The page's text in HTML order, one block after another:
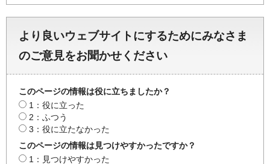
より良いウェブサイトにするためにみなさま
のご意見をお聞かせください
このページの情報は役に立ちましたか？
1：役に立った
2：ふつう
3：役に立たなかった
このページの情報は見つけやすかったですか？
1：見つけやすかった